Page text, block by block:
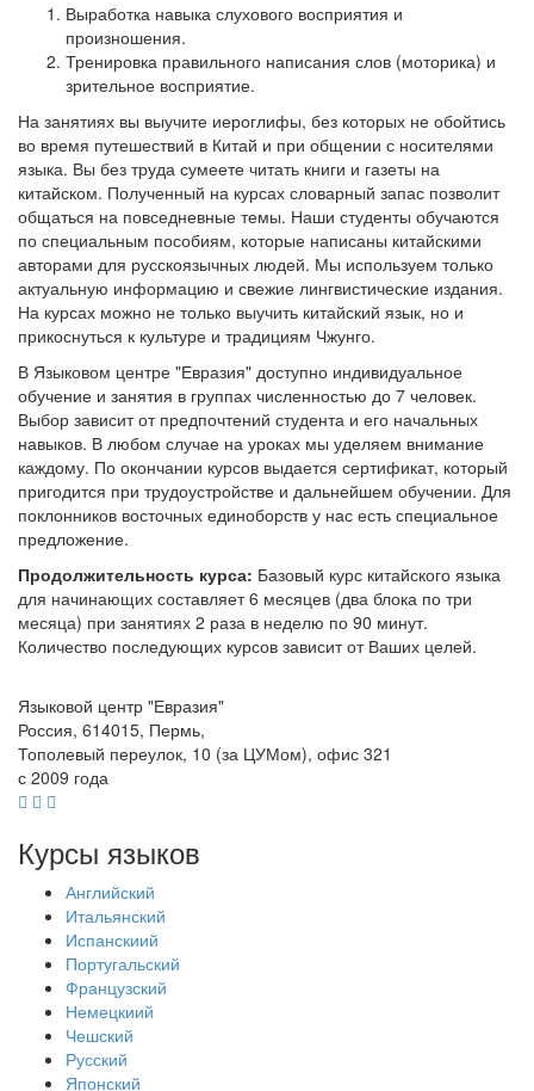
Выработка навыка слухового восприятия и
произношения.
Тренировка правильного написания слов (моторика) и
зрительное восприятие.
На занятиях вы выучите иероглифы, без которых не обойтись
во время путешествий в Китай и при общении с носителями
языка. Вы без труда сумеете читать книги и газеты на
китайском. Полученный на курсах словарный запас позволит
общаться на повседневные темы. Наши студенты обучаются
по специальным пособиям, которые написаны китайскими
авторами для русскоязычных людей. Мы используем только
актуальную информацию и свежие лингвистические издания.
На курсах можно не только выучить китайский язык, но и
прикоснуться к культуре и традициям Чжунго.
В Языковом центре "Евразия" доступно индивидуальное
обучение и занятия в группах численностью до 7 человек.
Выбор зависит от предпочтений студента и его начальных
навыков. В любом случае на уроках мы уделяем внимание
каждому. По окончании курсов выдается сертификат, который
пригодится при трудоустройстве и дальнейшем обучении. Для
поклонников восточных единоборств у нас есть специальное
предложение.
Продолжительность курса: Базовый курс китайского языка
для начинающих составляет 6 месяцев (два блока по три
месяца) при занятиях 2 раза в неделю по 90 минут.
Количество последующих курсов зависит от Ваших целей.
Языковой центр "Евразия"
Россия, 614015, Пермь,
Тополевый переулок, 10 (за ЦУМом), офис 321
с 2009 года
Курсы языков
Английский
Итальянский
Испанскиий
Португальский
Французский
Немецкиий
Чешский
Русский
Японский